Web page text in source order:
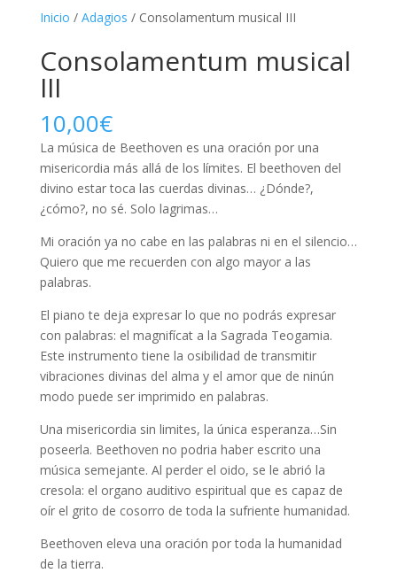
Inicio / Adagios / Consolamentum musical III
Consolamentum musical
III
10,00€
La música de Beethoven es una oración por una
misericordia más allá de los límites. El beethoven del
divino estar toca las cuerdas divinas… ¿Dónde?,
¿cómo?, no sé. Solo lagrimas…
Mi oración ya no cabe en las palabras ni en el silencio…
Quiero que me recuerden con algo mayor a las
palabras.
El piano te deja expresar lo que no podrás expresar
con palabras: el magnifícat a la Sagrada Teogamia.
Este instrumento tiene la osibilidad de transmitir
vibraciones divinas del alma y el amor que de ninún
modo puede ser imprimido en palabras.
Una misericordia sin limites, la única esperanza…Sin
poseerla. Beethoven no podria haber escrito una
música semejante. Al perder el oido, se le abrió la
cresola: el organo auditivo espiritual que es capaz de
oír el grito de cosorro de toda la sufriente humanidad.
Beethoven eleva una oración por toda la humanidad
de la tierra.